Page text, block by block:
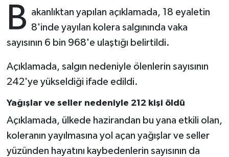
B akanlıktan yapılan açıklamada, 18 eyaletin
8'inde yayılan kolera salgınında vaka
sayısının 6 bin 968'e ulaştığı belirtildi.
Açıklamada, salgın nedeniyle ölenlerin sayısının
242'ye yükseldiği ifade edildi.
Yağışlar ve seller nedeniyle 212 kişi öldü
Açıklamada, ülkede hazirandan bu yana etkili olan,
koleranın yayılmasına yol açan yağışlar ve seller
yüzünden hayatını kaybedenlerin sayısının da
Bayburt Müftülüğü
Bilecik Müftülüğü
Bingöl Müftülüğü
Bolu Müftülüğü
Burdur Müftülüğü
Zekat
Eğitim
Kültür-Sanat
Aile
Makaleler
Ekonomi